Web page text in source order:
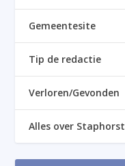
Gemeentesite
Tip de redactie
Verloren/Gevonden
Alles over Staphorst